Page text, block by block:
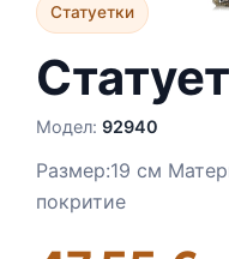
Статуетки
Модел: 92940
Размер:19 см
покритие